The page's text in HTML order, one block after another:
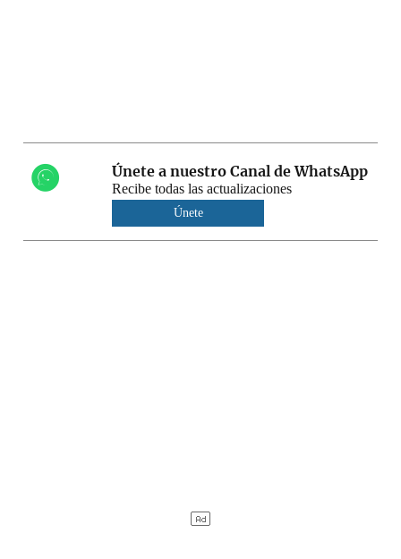
Únete a nuestro Canal de WhatsApp
Recibe todas las actualizaciones
Únete